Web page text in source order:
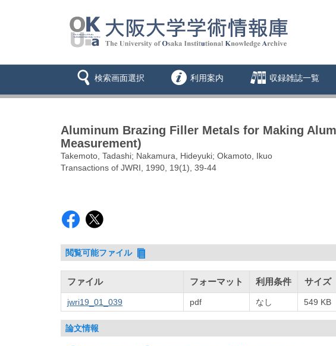
検索画面選択 利用案内 収録雑誌一覧
Aluminum Brazing Filler Metals for Making
Measurement)
Takemoto, Tadashi; Nakamura, Hideyuki; Okamoto, Ikuo
Transactions of JWRI, 1990, 19(1), 39-44
閲覧可能ファイル
ファイル フォーマット 利用条件 サイズ
jwri19_01_039 pdf なし 549 KB
論文情報